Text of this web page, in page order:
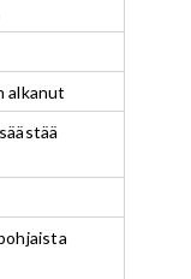
alkanut